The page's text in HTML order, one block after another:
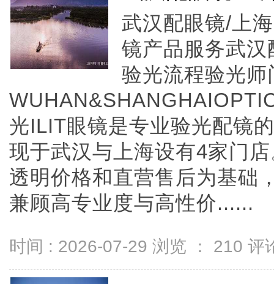
武汉配眼镜/上
镜产品服务武
验光流程验光
光ILIT眼镜是专业验光配镜
现于武汉与上海设有4家门
透明价格和直营售后为基础
兼顾高专业度与高性价......
时间 : 2026-07-29 浏览 ： 210 评